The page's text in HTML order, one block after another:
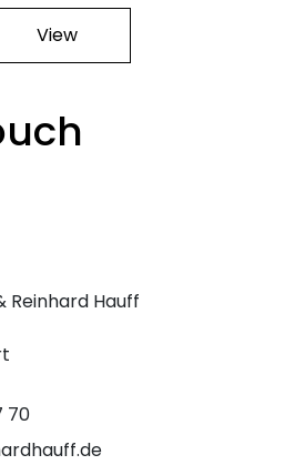
View
Reinhard Hauff
70